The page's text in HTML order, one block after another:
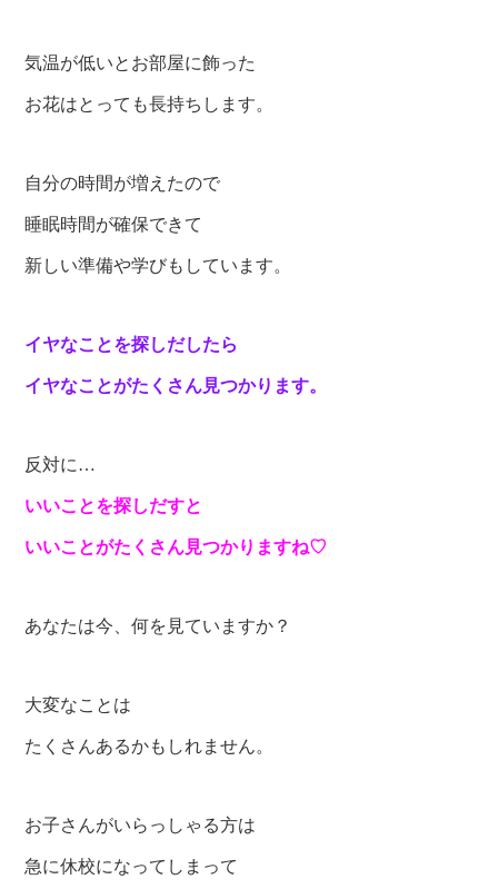
気温が低いとお部屋に飾った
お花はとっても長持ちします。
自分の時間が増えたので
睡眠時間が確保できて
新しい準備や学びもしています。
イヤなことを探しだしたら
イヤなことがたくさん見つかります。
反対に…
いいことを探しだすと
いいことがたくさん見つかりますね♡
あなたは今、何を見ていますか？
大変なことは
たくさんあるかもしれません。
お子さんがいらっしゃる方は
急に休校になってしまって